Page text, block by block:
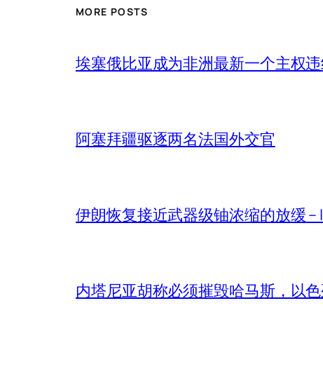
MORE POSTS
埃塞俄比亚成为非洲最新一个主权
阿塞拜疆驱逐两名法国外交官
伊朗恢复接近武器级铀浓缩的放缓 –
内塔尼亚胡称必须摧毁哈马斯，以